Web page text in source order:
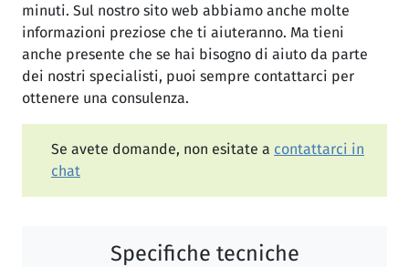
minuti. Sul nostro sito web abbiamo anche molte
informazioni preziose che ti aiuteranno. Ma tieni
anche presente che se hai bisogno di aiuto da parte
dei nostri specialisti, puoi sempre contattarci per
ottenere una consulenza.
Se avete domande, non esitate a contattarci in
chat
Specifiche tecniche